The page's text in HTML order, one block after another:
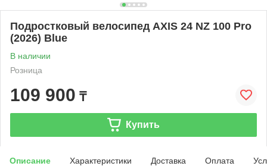
Подростковый велосипед AXIS 24 NZ 100 Pro
(2026) Blue
В наличии
Розница
109 900 ₸
Купить
Описание Характеристики Доставка Оплата